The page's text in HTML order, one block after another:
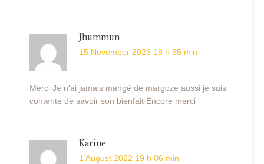
Jhummun
15 November 2023 18 h 55 min
Merci Je n'ai jamais mangé de margoze aussi je suis
contente de savoir son bienfait Encore merci
Karine
1 August 2022 19 h 06 min